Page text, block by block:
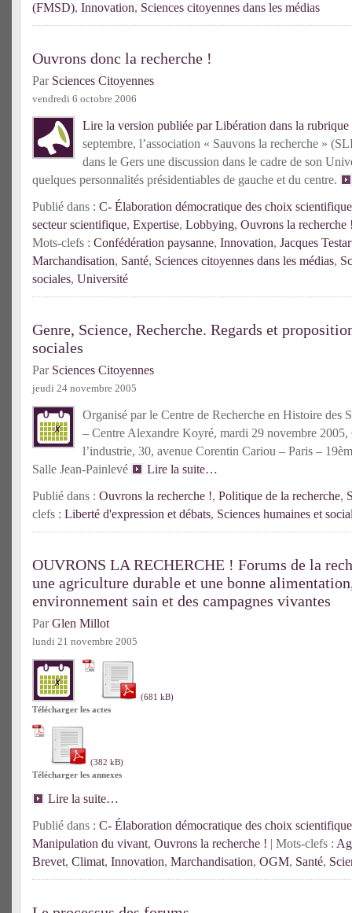
(FMSD), Innovation, Sciences citoyennes dans les médias
Ouvrons donc la recherche !
Par Sciences Citoyennes
vendredi 6 octobre 2006
Lire la version publiée par Libération dans la rubrique
septembre, l’association « Sauvons la recherche »
dans le Gers une discussion dans le cadre de son
quelques personnalités présidentiables de gauche et du centre.
Publié dans : C- Élaboration démocratique des choix
secteur scientifique, Expertise, Lobbying, Ouvrons la recherche
Mots-clefs : Confédération paysanne, Innovation, Jacques
Marchandisation, Santé, Sciences citoyennes dans les médias,
sociales, Université
Genre, Science, Recherche. Regards et
sociales
Par Sciences Citoyennes
jeudi 24 novembre 2005
Organisé par le Centre de Recherche en Histoire des
– Centre Alexandre Koyré, mardi 29 novembre 2005,
l’industrie, 30, avenue Corentin Cariou – Paris –
Salle Jean-Painlevé
Lire la suite…
Publié dans : Ouvrons la recherche !, Politique de la recherche,
clefs : Liberté d'expression et débats, Sciences humaines et
OUVRONS LA RECHERCHE ! Forums de la
une agriculture durable et une bonne
environnement sain et des campagnes vivantes
ParGlen Millot
lundi 21 novembre 2005
Télécharger les actes
Télécharger les annexes
Lire la suite…
Publié dans : C- Élaboration démocratique des choix
Manipulation du vivant, Ouvrons la recherche ! | Mots-clefs :
Brevet, Climat, Innovation, Marchandisation, OGM, Santé,